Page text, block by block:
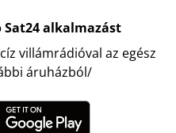
Sat24 alkalmazást
villámrádióval az egész
áruházból/